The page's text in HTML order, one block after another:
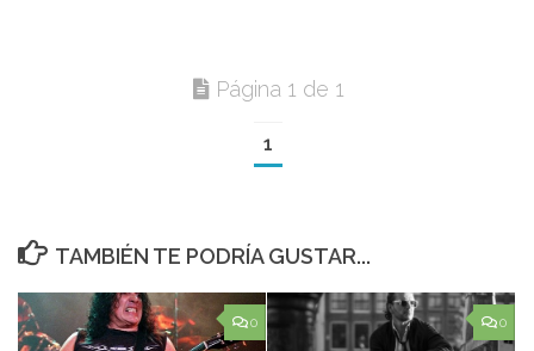
Página 1 de 1
1
TAMBIÉN TE PODRÍA GUSTAR...
0 0